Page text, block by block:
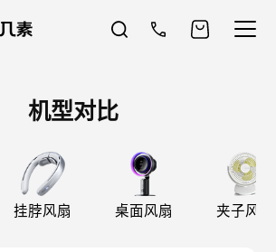
机型对比
挂脖风扇 桌面风扇 夹子风扇